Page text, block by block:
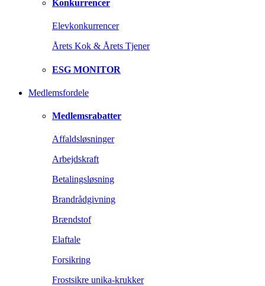
Konkurrencer
Elevkonkurrencer
Årets Kok & Årets Tjener
ESG MONITOR
Medlemsfordele
Medlemsrabatter
Affaldsløsninger
Arbejdskraft
Betalingsløsning
Brandrådgivning
Brændstof
Elaftale
Forsikring
Frostsikre unika-krukker